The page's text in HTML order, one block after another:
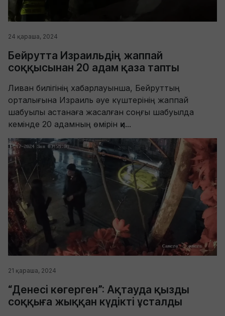
24 қараша, 2024
Бейрутта Израильдің жаппай
соққысынан 20 адам қаза тапты
Ливан билігінің хабарлауынша, Бейруттың
орталығына Израиль әуе күштерінің жаппай
шабуылы астанаға жасалған соңғы шабуылда
кемінде 20 адамның өмірін қи...
21 қараша, 2024
“Денесі көгерген”: Ақтауда қызды
соққыға жыққан күдікті ұсталды